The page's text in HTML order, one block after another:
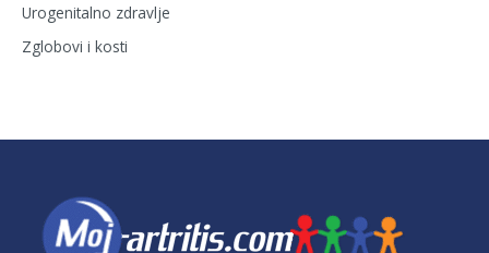
Urogenitalno zdravlje
Zglobovi i kosti